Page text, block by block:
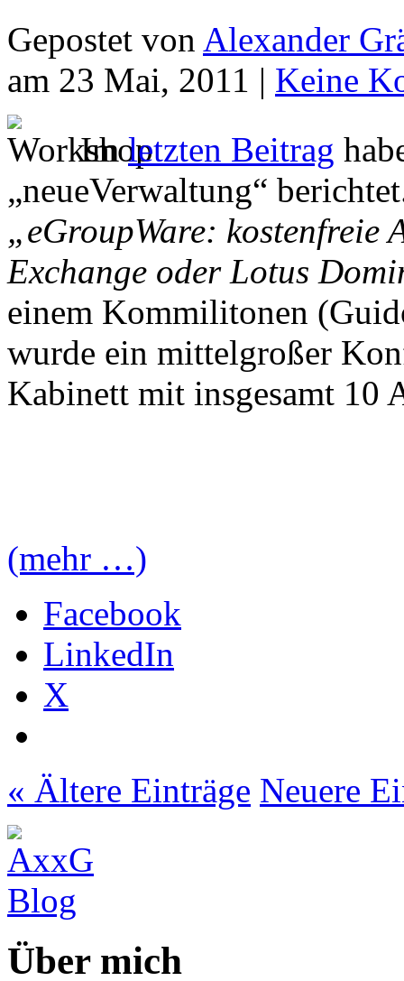
Gepostet von Alexander
am 23 Mai, 2011 | Keine
Imletzten Beitrag
„neueVerwaltung“
„eGroupWare: kostenfreie
Exchange oder Lotus
einem Kommilitonen
wurde ein mittelgroßer
Kabinett mit insgesamt 10
(mehr …)
Facebook
LinkedIn
X
« Ältere Einträge Neuere
Über mich